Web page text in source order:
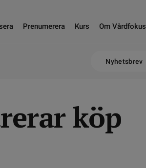
Prenumerera Kurs Om Vårdfokus
Nyhetsbrev
köp